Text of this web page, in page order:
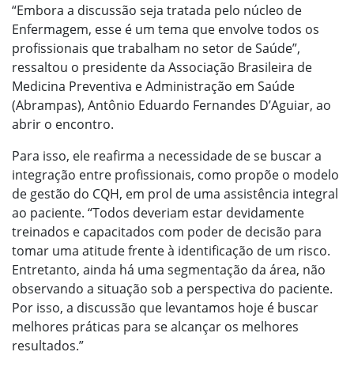
“Embora a discussão seja tratada pelo núcleo de
Enfermagem, esse é um tema que envolve todos os
profissionais que trabalham no setor de Saúde”,
ressaltou o presidente da Associação Brasileira de
Medicina Preventiva e Administração em Saúde
(Abrampas), Antônio Eduardo Fernandes D’Aguiar, ao
abrir o encontro.
Para isso, ele reafirma a necessidade de se buscar a
integração entre profissionais, como propõe o modelo
de gestão do CQH, em prol de uma assistência integral
ao paciente. “Todos deveriam estar devidamente
treinados e capacitados com poder de decisão para
tomar uma atitude frente à identificação de um risco.
Entretanto, ainda há uma segmentação da área, não
observando a situação sob a perspectiva do paciente.
Por isso, a discussão que levantamos hoje é buscar
melhores práticas para se alcançar os melhores
resultados.”